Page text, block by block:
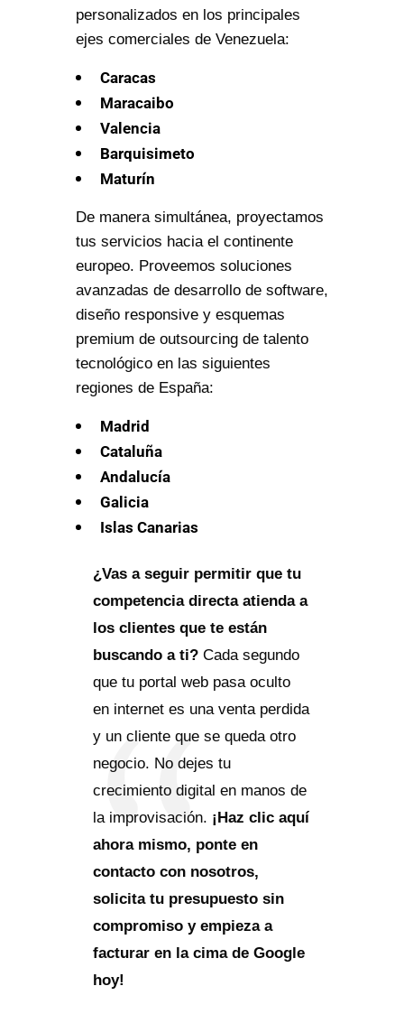
personalizados en los principales
ejes comerciales de Venezuela:
Caracas
Maracaibo
Valencia
Barquisimeto
Maturín
De manera simultánea, proyectamos
tus servicios hacia el continente
europeo. Proveemos soluciones
avanzadas de desarrollo de software,
diseño responsive y esquemas
premium de outsourcing de talento
tecnológico en las siguientes
regiones de España:
Madrid
Cataluña
Andalucía
Galicia
Islas Canarias
¿Vas a seguir permitir que tu
competencia directa atienda a
los clientes que te están
buscando a ti? Cada segundo
que tu portal web pasa oculto
en internet es una venta perdida
y un cliente que se queda otro
negocio. No dejes tu
crecimiento digital en manos de
la improvisación. ¡Haz clic aquí
ahora mismo, ponte en
contacto con nosotros,
solicita tu presupuesto sin
compromiso y empieza a
facturar en la cima de Google
hoy!